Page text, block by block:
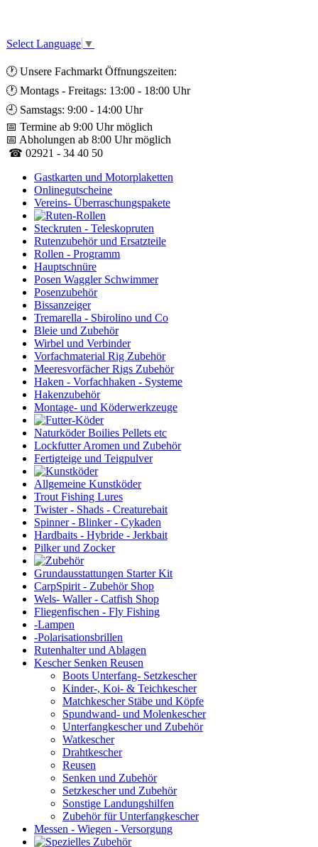
Select Language ▼
🕐 Unsere Fachmarkt Öffnungszeiten:
🕐 Montags - Freitags: 13:00 - 18:00 Uhr
🕘 Samstags: 9:00 - 14:00 Uhr
📅 Termine ab 9:00 Uhr möglich
📅 Abholungen ab 8:00 Uhr möglich
☎ 02921 - 34 40 50
Gastkarten und Motorplaketten
Onlinegutscheine
Vereins- Überraschungspakete
Steckruten - Teleskopruten
Rutenzubehör und Ersatzteile
Rollen - Programm
Hauptschnüre
Posen Waggler Schwimmer
Posenzubehör
Bissanzeiger
Tremarella - Sbirolino und Co
Bleie und Zubehör
Wirbel und Verbinder
Vorfachmaterial Rig Zubehör
Meeresvorfächer Rigs Zubehör
Haken - Vorfachhaken - Systeme
Hakenzubehör
Montage- und Köderwerkzeuge
Naturköder Boilies Pellets etc
Lockfutter Aromen und Zubehör
Fertigteige und Teigpulver
Allgemeine Kunstköder
Trout Fishing Lures
Twister - Shads - Creaturebait
Spinner - Blinker - Cykaden
Hardbaits - Hybride - Jerkbait
Pilker und Zocker
Grundausstattungen Starter Kit
CarpSpirit - Zubehör Shop
Wels- Waller - Catfish Shop
Fliegenfischen - Fly Fishing
-Lampen
-Polarisationsbrillen
Rutenhalter und Ablagen
Kescher Senken Reusen
Boots Unterfang- Setzkescher
Kinder-, Koi- & Teichkescher
Matchkescher Stäbe und Köpfe
Spundwand- und Molenkescher
Unterfangkescher und Zubehör
Watkescher
Drahtkescher
Reusen
Senken und Zubehör
Setzkescher und Zubehör
Sonstige Landungshilfen
Zubehör für Unterfangkescher
Messen - Wiegen - Versorgung